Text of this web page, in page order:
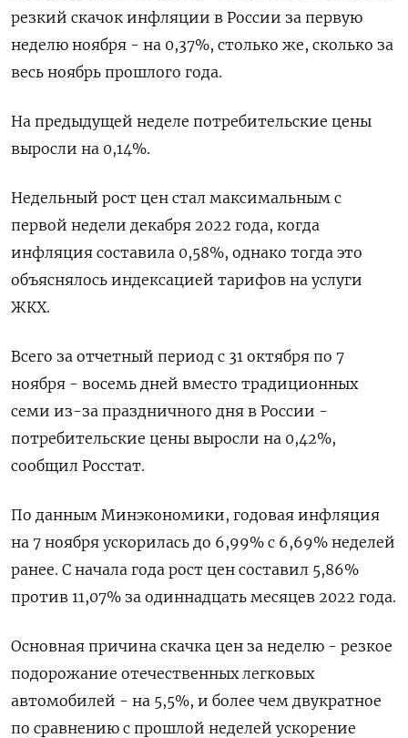
резкий скачок инфляции в России за первую
неделю ноября - на 0,37%, столько же, сколько за
весь ноябрь прошлого года.
На предыдущей неделе потребительские цены
выросли на 0,14%.
Недельный рост цен стал максимальным с
первой недели декабря 2022 года, когда
инфляция составила 0,58%, однако тогда это
объяснялось индексацией тарифов на услуги
ЖКХ.
Всего за отчетный период с 31 октября по 7
ноября - восемь дней вместо традиционных
семи из-за праздничного дня в России -
потребительские цены выросли на 0,42%,
сообщил Росстат.
По данным Минэкономики, годовая инфляция
на 7 ноября ускорилась до 6,99% с 6,69% неделей
ранее. С начала года рост цен составил 5,86%
против 11,07% за одиннадцать месяцев 2022 года.
Основная причина скачка цен за неделю - резкое
подорожание отечественных легковых
автомобилей - на 5,5%, и более чем двукратное
по сравнению с прошлой неделей ускорение